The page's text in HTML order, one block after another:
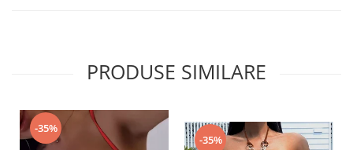
PRODUSE SIMILARE
-35%
-35%